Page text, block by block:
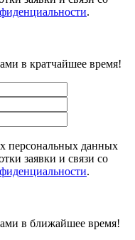
.
в кратчайшее время!
персональных данных
заявки и связи со
.
в ближайшее время!